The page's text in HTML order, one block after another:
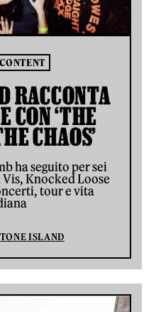
RACCONTA
CON ‘THE
CHAOS’
ha seguito per sei
Knocked Loose
tour e vita
ISLAND